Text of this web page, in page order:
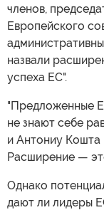
членов,
Европейского
назвали
успеха ЕС".
"Предложенные
не знают себе
и Антониу Кошта
Расширение —
Однако
дают ли лидеры